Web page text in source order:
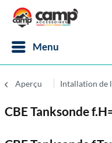
Menu
Aperçu Intallation de
CBE Tanksonde